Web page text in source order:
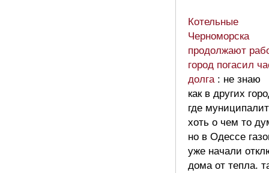
Котельные
Черноморска
продолжают
город погасил
долга : не знаю
как в других
где
хоть о чем то
но в Одессе
уже начали
дома от тепла.